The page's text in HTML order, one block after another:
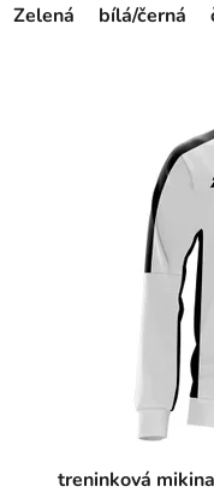
Zelená bílá/černá
treninková